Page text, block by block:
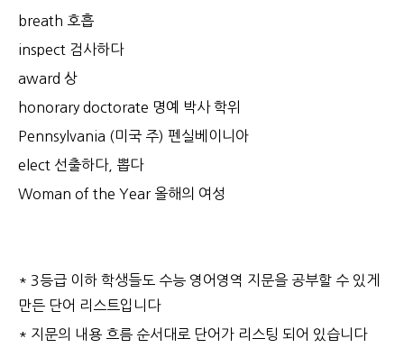
breath 호흡
inspect 검사하다
award 상
honorary doctorate 명예 박사 학위
Pennsylvania (미국 주) 펜실베이니아
elect 선출하다, 뽑다
Woman of the Year 올해의 여성
* 3등급 이하 학생들도 수능 영어영역 지문을 공부할 수 있게
만든 단어 리스트입니다
* 지문의 내용 흐름 순서대로 단어가 리스팅 되어 있습니다